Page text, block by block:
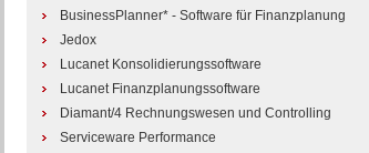
BusinessPlanner* - Software für Finanzplanung
Jedox
Lucanet Konsolidierungssoftware
Lucanet Finanzplanungssoftware
Diamant/4 Rechnungswesen und Controlling
Serviceware Performance